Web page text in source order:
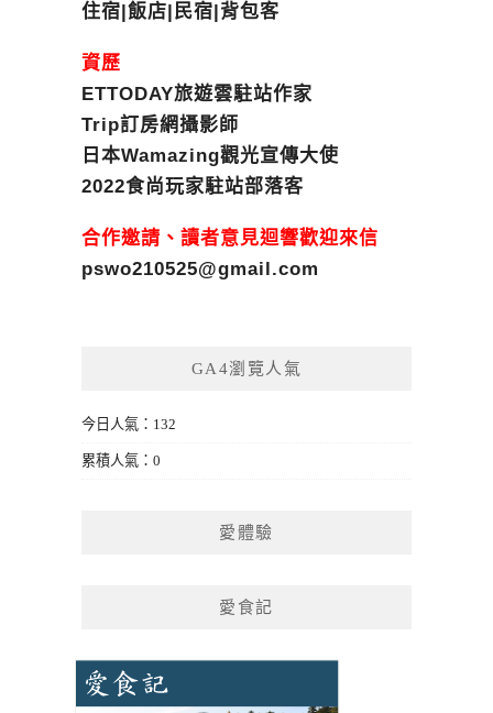
住宿|飯店|民宿|背包客
資歷
ETTODAY旅遊雲駐站作家
Trip訂房網攝影師
日本Wamazing觀光宣傳大使
2022食尚玩家駐站部落客
合作邀請、讀者意見迴響歡迎來信
pswo210525@gmail.com
GA4瀏覽人氣
今日人氣：132
累積人氣：0
愛體驗
愛食記